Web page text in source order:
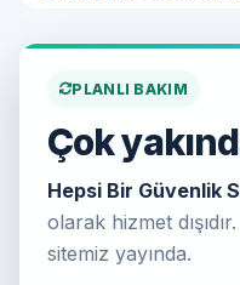
PLANLI BAKIM
Çok
Hepsi Bir Güvenlik
olarak hizmet
sitemiz yayında.